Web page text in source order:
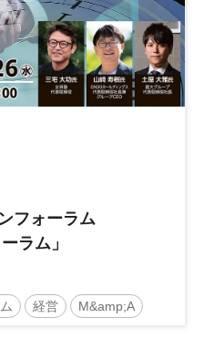
フォーラム
ラム」
経営 M&amp;A